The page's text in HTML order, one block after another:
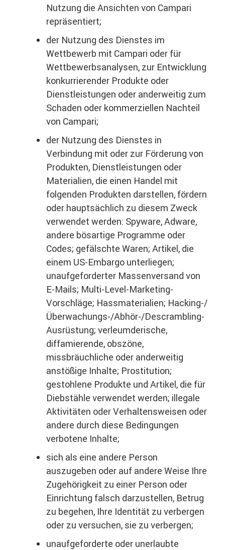
Nutzung die Ansichten von Campari
repräsentiert;
der Nutzung des Dienstes im
Wettbewerb mit Campari oder für
Wettbewerbsanalysen, zur Entwicklung
konkurrierender Produkte oder
Dienstleistungen oder anderweitig zum
Schaden oder kommerziellen Nachteil
von Campari;
der Nutzung des Dienstes in
Verbindung mit oder zur Förderung von
Produkten, Dienstleistungen oder
Materialien, die einen Handel mit
folgenden Produkten darstellen, fördern
oder hauptsächlich zu diesem Zweck
verwendet werden: Spyware, Adware,
andere bösartige Programme oder
Codes; gefälschte Waren; Artikel, die
einem US-Embargo unterliegen;
unaufgeforderter Massenversand von
E-Mails; Multi-Level-Marketing-
Vorschläge; Hassmaterialien; Hacking-/
Überwachungs-/Abhör-/Descrambling-
Ausrüstung; verleumderische,
diffamierende, obszöne,
missbräuchliche oder anderweitig
anstößige Inhalte; Prostitution;
gestohlene Produkte und Artikel, die für
Diebstähle verwendet werden; illegale
Aktivitäten oder Verhaltensweisen oder
andere durch diese Bedingungen
verbotene Inhalte;
sich als eine andere Person
auszugeben oder auf andere Weise Ihre
Zugehörigkeit zu einer Person oder
Einrichtung falsch darzustellen, Betrug
zu begehen, Ihre Identität zu verbergen
oder zu versuchen, sie zu verbergen;
unaufgeforderte oder unerlaubte